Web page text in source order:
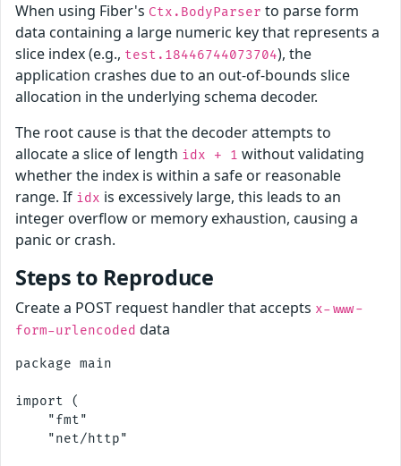
When using Fiber's Ctx.BodyParser to parse form
data containing a large numeric key that represents a
slice index (e.g., test.18446744073704), the
application crashes due to an out-of-bounds slice
allocation in the underlying schema decoder.
The root cause is that the decoder attempts to
allocate a slice of length idx + 1 without validating
whether the index is within a safe or reasonable
range. If idx is excessively large, this leads to an
integer overflow or memory exhaustion, causing a
panic or crash.
Steps to Reproduce
Create a POST request handler that accepts x-www-
form-urlencoded data
package main
import (
    "fmt"
    "net/http"